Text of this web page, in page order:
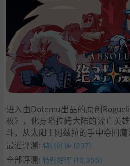
关于此游戏
4.
6.
7.
10.
11
12
13.系统需求
14.支持作者
进入由Dotemu出品的原创
权》，化身塔拉姆大陆的流亡英
斗，从太阳王阿兹拉的手中夺回魔
最近评测: 特别好评 (237)
全部评测: 特别好评 (10,355)